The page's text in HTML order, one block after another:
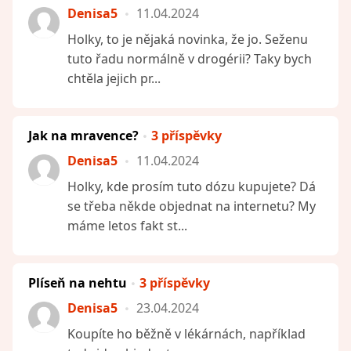
Denisa5
11.04.2024
Holky, to je nějaká novinka, že jo. Seženu
tuto řadu normálně v drogérii? Taky bych
chtěla jejich pr...
Jak na mravence?
3 příspěvky
Denisa5
11.04.2024
Holky, kde prosím tuto dózu kupujete? Dá
se třeba někde objednat na internetu? My
máme letos fakt st...
Plíseň na nehtu
3 příspěvky
Denisa5
23.04.2024
Koupíte ho běžně v lékárnách, například